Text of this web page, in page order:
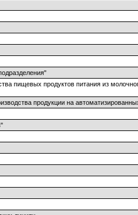
пищевых продуктов питания из
продукции на